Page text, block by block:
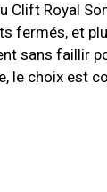
Royal
fermés, et
sans faillir
le choix est